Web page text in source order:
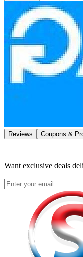
Reviews Coupons &
Want exclusive deals